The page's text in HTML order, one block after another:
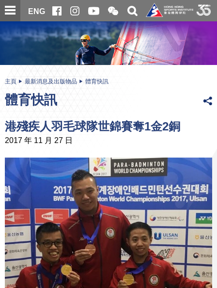
跳
至
內
ENG
開
合
微
信
二
維
碼
關
搜
尋
内
主頁 最新消息及出版物品 體育快訊
體育快訊
港殘疾人羽毛球隊世錦賽奪1金2銅
2017 年 11 月 27 日